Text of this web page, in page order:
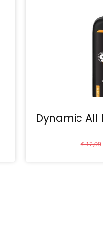
Dynamic All
€12,99